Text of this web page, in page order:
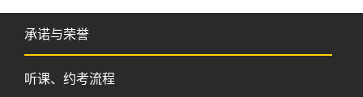
承诺与荣誉
听课、约考流程